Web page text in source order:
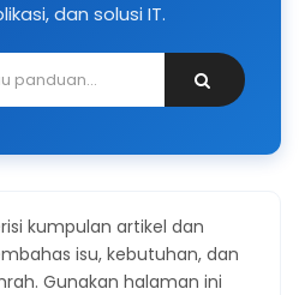
dan solusi IT.
kumpulan artikel dan
isu, kebutuhan, dan
Gunakan halaman ini